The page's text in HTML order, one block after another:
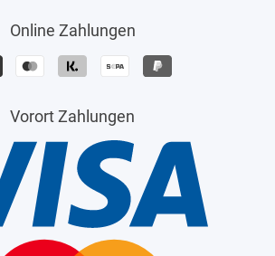
Online Zahlungen
Vorort Zahlungen